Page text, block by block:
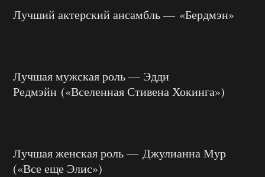
Лучший актерский ансамбль — «Бердмэн»
Лучшая мужская роль — Эдди
Редмэйн («Вселенная Стивена Хокинга»)
Лучшая женская роль — Джулианна Мур
(«Все еще Элис»)